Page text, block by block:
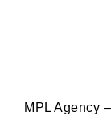
MPL Agency